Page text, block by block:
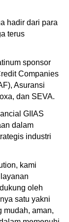
hadir dari para
terus
sponsor
Companies
Asuransi
dan SEVA.
GIIAS
dalam
industri
kami
oleh
satu yakni
mudah, aman,